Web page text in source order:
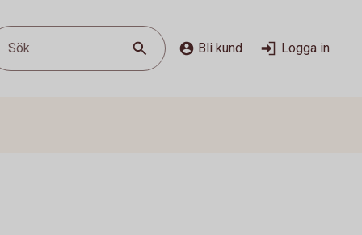
Sök Bli kund Logga in